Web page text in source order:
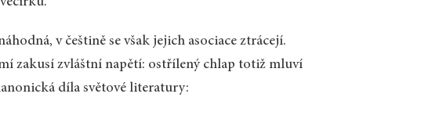
v češtině se však jejich asociace ztrácejí.
zakusí zvláštní napětí: ostřílený chlap totiž mluví
díla světové literatury: